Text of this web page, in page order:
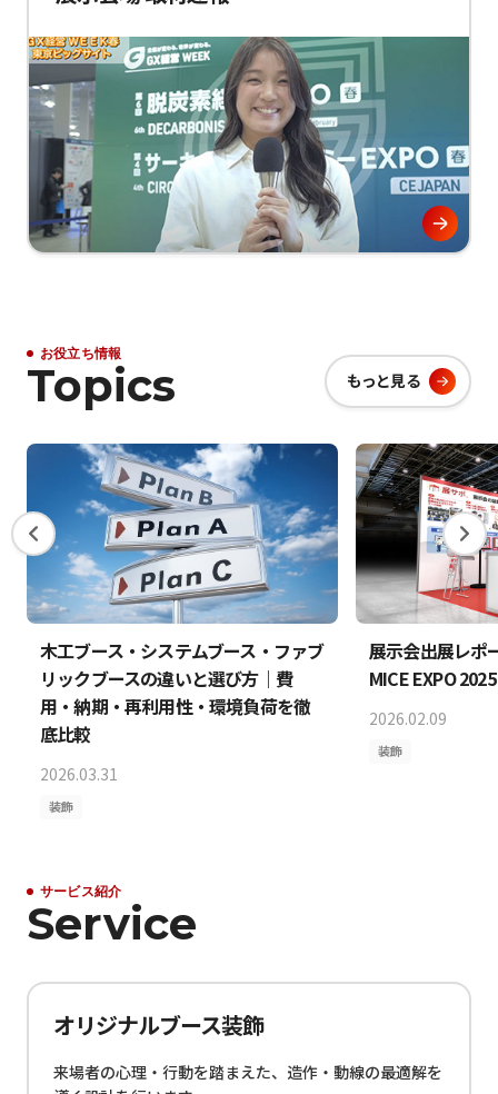
お役立ち情報
Topics もっと見る
木工ブース・システムブース・ファブ
リックブースの違いと選び方｜費
用・納期・再利用性・環境負荷を徹
底比較
2026.03.31
装飾
展示会出展レポ
MICE EXPO
2026.02.09
装飾
サービス紹介
Service
オリジナルブース装飾
来場者の心理・行動を踏まえた、造作・動線の最適解を